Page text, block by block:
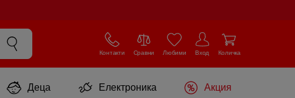
Контакти Сравни Любими Вход Количка
Деца Електроника Акция